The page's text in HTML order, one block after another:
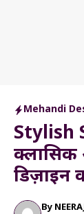
Mehandi
Stylish
क्लासिक
डिज़ाइन
By